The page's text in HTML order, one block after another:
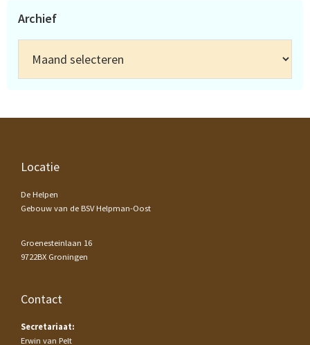
Archief
Footer
Locatie
De Helpen
Gebouw van de BSV Helpman-Oost
Groenesteinlaan 16
9722BX Groningen
Contact
Secretariaat:
Erwin van Pelt